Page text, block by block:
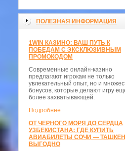
ПОЛЕЗНАЯ ИНФОРМАЦИЯ
1WIN КАЗИНО: ВАШ ПУТЬ К
ПОБЕДАМ С ЭКСКЛЮЗИВНЫМ
ПРОМОКОДОМ
Современные онлайн-казино
предлагают игрокам не только
увлекательный опыт, но и
бонусов, которые делают игру
более захватывающей.
Подробнее...
ОТ ЧЕРНОГО МОРЯ ДО СЕРДЦА
УЗБЕКИСТАНА: ГДЕ КУПИТЬ
АВИАБИЛЕТЫ СОЧИ —
ВЫГОДНО